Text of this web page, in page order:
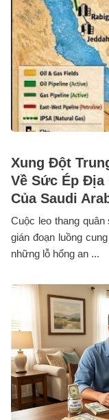
Xung Đột
Về Sức Ép Địa
Của Saudi
Cuộc leo thang
gián đoạn luồng
những lỗ hổng an ...